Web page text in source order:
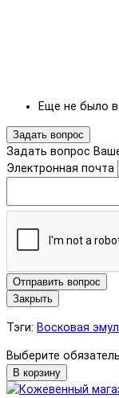
Еще не было
Задать вопрос
Задать вопрос
Электронная почта
Отправить вопрос
Закрыть
Тэги: Восковая
Выберите
В корзину